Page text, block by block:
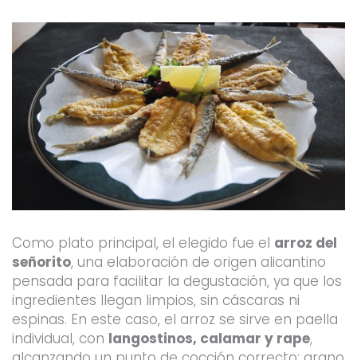
Como plato principal, el elegido fue el arroz del
señorito, una elaboración de origen alicantino
pensada para facilitar la degustación, ya que los
ingredientes llegan limpios, sin cáscaras ni
espinas. En este caso, el arroz se sirve en paella
individual, con langostinos, calamar y rape,